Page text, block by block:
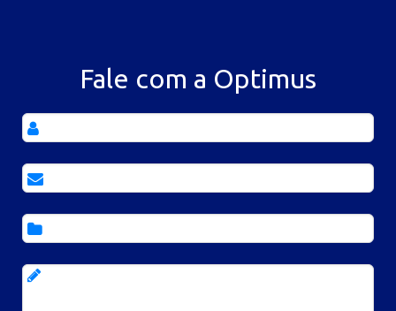
Fale com a Optimus